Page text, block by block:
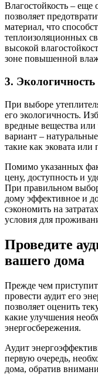
Влагостойкость – еще
позволяет
материал, что
теплоизоляционных
высокой
зоне повышенной
3. Экологичность
При выборе
его экологичность.
вредные вещества
вариант –
такие как эковата или
Помимо указанных
цену, доступность и
При правильном
дому эффективное и
сэкономить на
условия для
Проведите
вашего дома
Прежде чем
провести аудит его
позволяет оценить
какие улучшения
энергосбережения.
Аудит
первую очередь,
дома, обратив